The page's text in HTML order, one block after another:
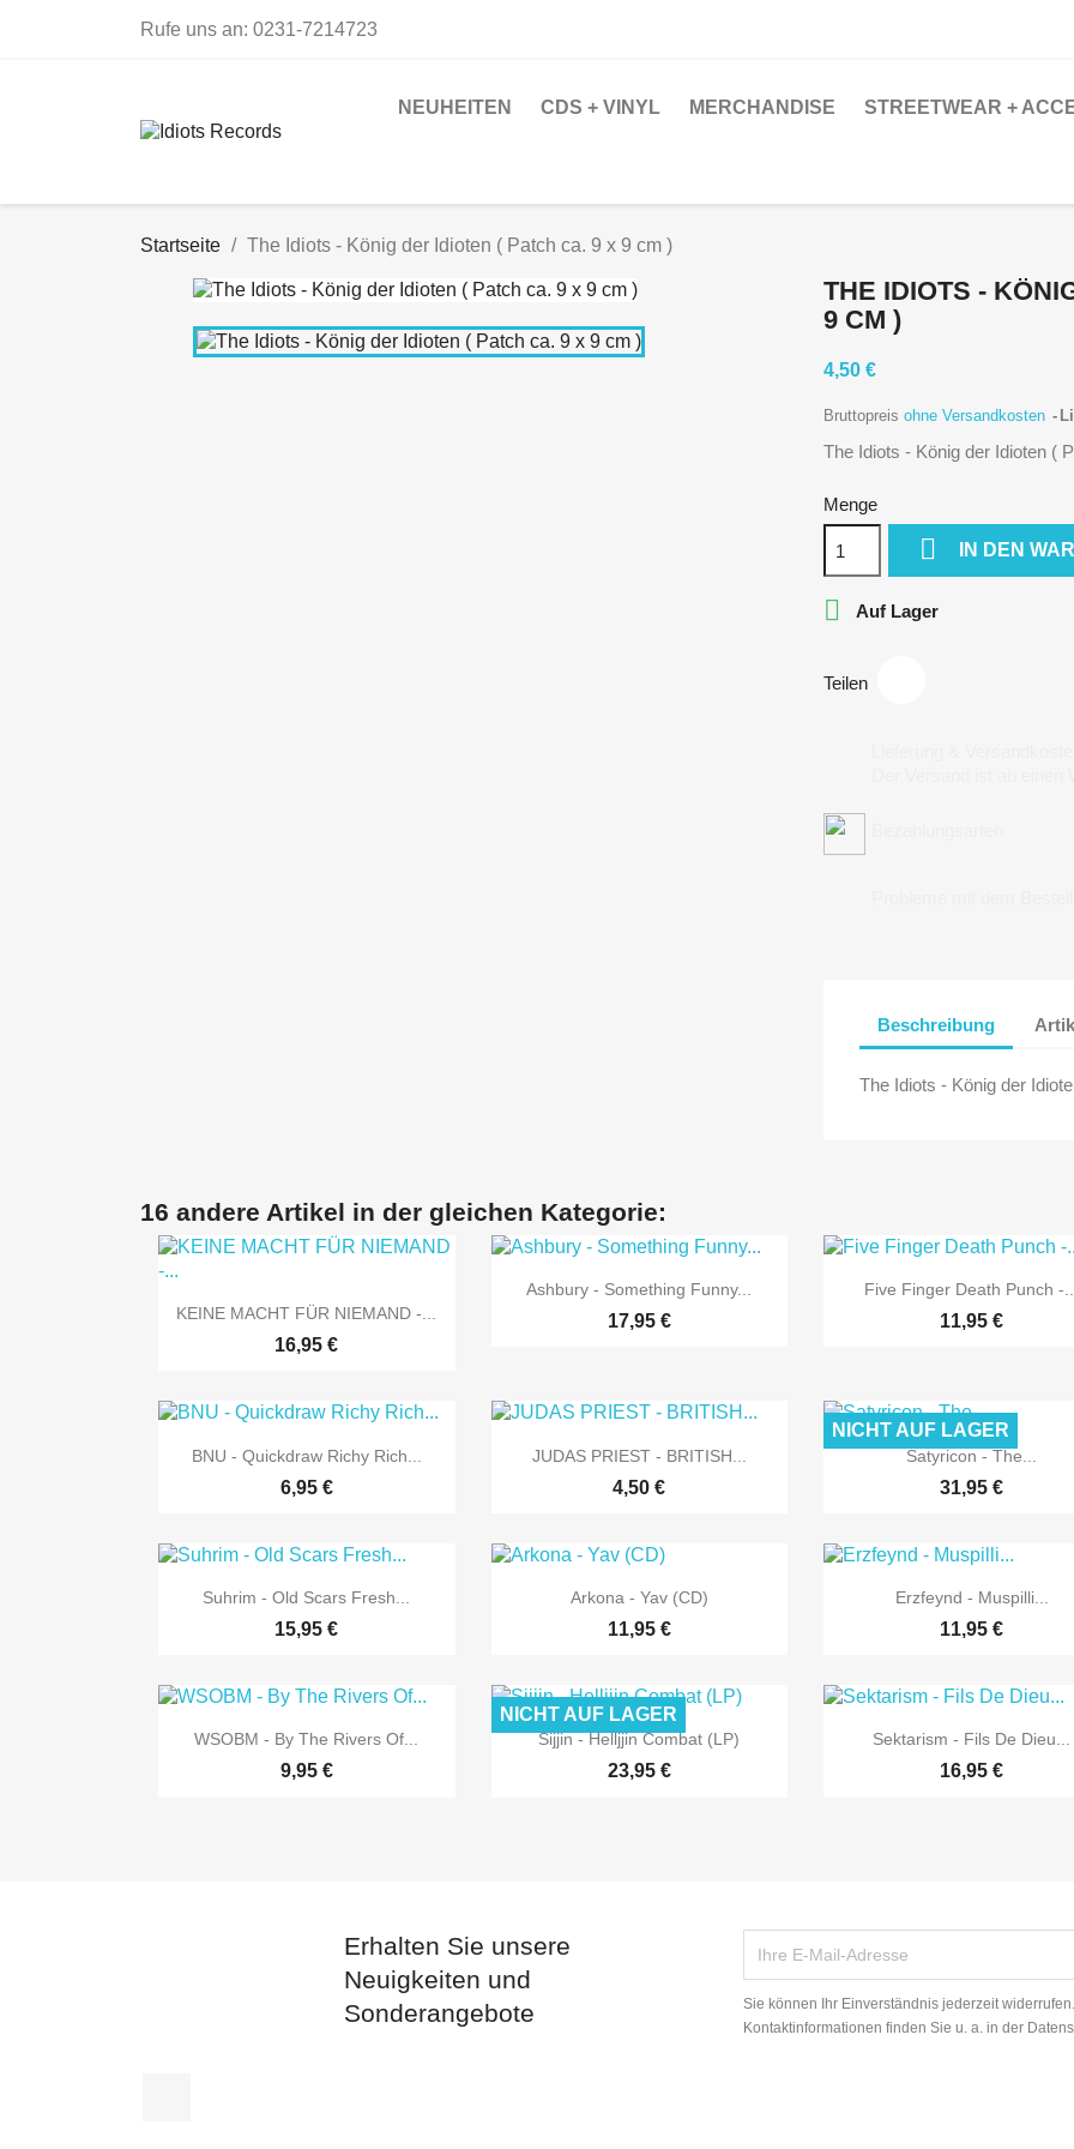
Rufe uns an: 0231-7214723
NEUHEITEN CDS + VINYL MERCHANDISE STREETWEAR +
Startseite The Idiots - König der Idioten ( Patch ca. 9 x 9 cm )
THE IDIOTS -
9 CM )
4,50 €
Bruttopreis ohne Versandkosten
The Idiots - König der Idioten (
Menge
 IN DEN
 Auf Lager
Teilen
Beschreibung
The Idiots - König der
16 andere Artikel in der gleichen Kategorie:
 Vorschau
KEINE MACHT FÜR NIEMAND -...
16,95 €
 Vorschau
Ashbury - Something Funny...
17,95 €
 Vorschau
Five Finger Death Punch -...
11,95 €
 Vorschau
BNU - Quickdraw Richy Rich...
6,95 €
 Vorschau
JUDAS PRIEST - BRITISH...
4,50 €
 Vorschau
Satyricon - The...
31,95 €
NICHT AUF LAGER
 Vorschau
Suhrim - Old Scars Fresh...
15,95 €
 Vorschau
Arkona - Yav (CD)
11,95 €
 Vorschau
Erzfeynd - Muspilli...
11,95 €
 Vorschau
WSOBM - By The Rivers Of...
9,95 €
 Vorschau
Sijjin - Helljjin Combat (LP)
23,95 €
NICHT AUF LAGER
 Vorschau
Sektarism - Fils De Dieu...
16,95 €
Erhalten Sie unsere
Neuigkeiten und
Sonderangebote
Sie können Ihr Einverständnis jederzeit
Kontaktinformationen finden Sie u. a. in der